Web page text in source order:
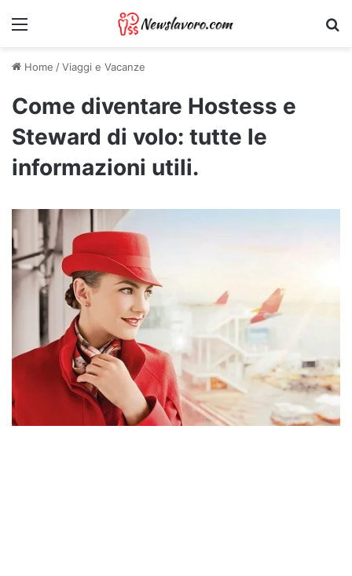
Menu
Home /Viaggi e Vacanze
Come diventare Hostess e
Steward di volo: tutte le
informazioni utili.